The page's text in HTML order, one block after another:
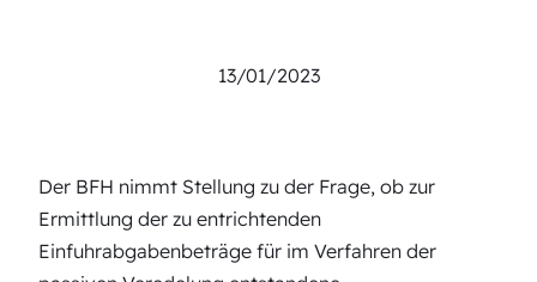
13/01/2023
Der BFH nimmt Stellung zu der Frage, ob zur
Ermittlung der zu entrichtenden
Einfuhrabgabenbeträge für im Verfahren der